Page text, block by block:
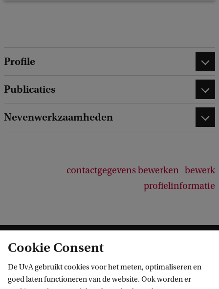
Profile
Publicaties
Nevenwerkzaamheden
contactgegevens bewerken bewerk
profielinformatie
Cookie Consent
De UvA gebruikt cookies voor het meten, optimaliseren en
goed laten functioneren van de website. Ook worden er